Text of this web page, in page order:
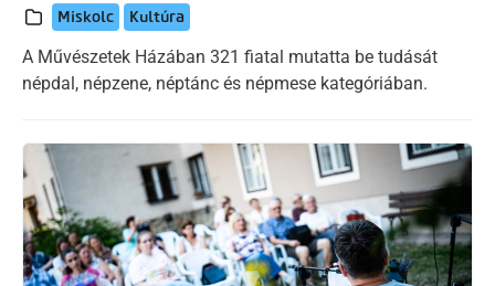
Miskolc Kultúra
A Művészetek Házában 321 fiatal mutatta be tudását
népdal, népzene, néptánc és népmese kategóriában.